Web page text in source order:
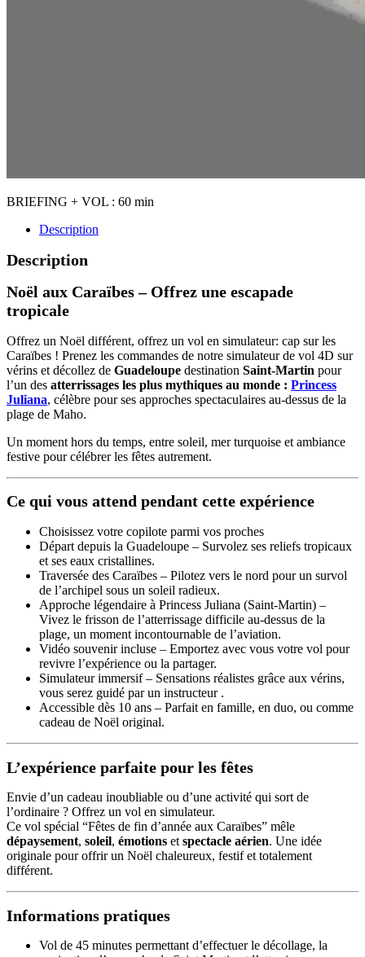
BRIEFING + VOL : 60 min
Description
Description
Noël aux Caraïbes – Offrez une escapade
tropicale
Offrez un Noël différent, offrez un vol en simulateur: cap sur les
Caraïbes ! Prenez les commandes de notre simulateur de vol 4D sur
vérins et décollez de Guadeloupe destination Saint-Martin pour
l’un des atterrissages les plus mythiques au monde : Princess
Juliana, célèbre pour ses approches spectaculaires au-dessus de la
plage de Maho.
Un moment hors du temps, entre soleil, mer turquoise et ambiance
festive pour célébrer les fêtes autrement.
Ce qui vous attend pendant cette expérience
Choisissez votre copilote parmi vos proches
Départ depuis la Guadeloupe – Survolez ses reliefs tropicaux
et ses eaux cristallines.
Traversée des Caraïbes – Pilotez vers le nord pour un survol
de l’archipel sous un soleil radieux.
Approche légendaire à Princess Juliana (Saint-Martin) –
Vivez le frisson de l’atterrissage difficile au-dessus de la
plage, un moment incontournable de l’aviation.
Vidéo souvenir incluse – Emportez avec vous votre vol pour
revivre l’expérience ou la partager.
Simulateur immersif – Sensations réalistes grâce aux vérins,
vous serez guidé par un instructeur .
Accessible dès 10 ans – Parfait en famille, en duo, ou comme
cadeau de Noël original.
L’expérience parfaite pour les fêtes
Envie d’un cadeau inoubliable ou d’une activité qui sort de
l’ordinaire ? Offrez un vol en simulateur.
Ce vol spécial “Fêtes de fin d’année aux Caraïbes” mêle
dépaysement, soleil, émotions et spectacle aérien. Une idée
originale pour offrir un Noël chaleureux, festif et totalement
différent.
Informations pratiques
Vol de 45 minutes permettant d’effectuer le décollage, la